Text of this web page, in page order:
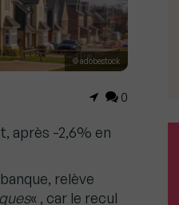
© adobestock
0
après -2,6% en
relève
« , car le recul